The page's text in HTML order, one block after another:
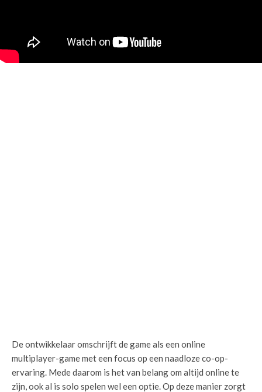
De ontwikkelaar omschrijft de game als een online
multiplayer-game met een focus op een naadloze co-op-
ervaring. Mede daarom is het van belang om altijd online te
zijn, ook al is solo spelen wel een optie. Op deze manier zorgt